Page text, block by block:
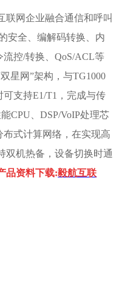
联网企业融合通信和呼叫
安全、编解码转换、内
控/转换、QoS/ACL等
星网”架构，与TG1000
支持E1/T1，完成与传
CPU、DSP/VoIP处理芯
式计算网络，在实现高
双机热备，设备切换时通
品资料下载:毅航互联